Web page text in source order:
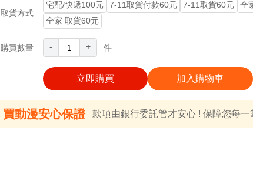
取貨方式
宅配/快遞100元 7-11取貨付款60元 7-11取貨60元
全
全家 取貨60元
購買數量 - + 件
立即購買 加入購物車
買動漫安心保證 款項由銀行委託管才安心 ! 保障您每一